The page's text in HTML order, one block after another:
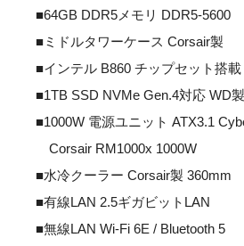
■64GB DDR5メモリ DDR5-5600
■ミドルタワーケース Corsair製
■インテル B860 チップセット搭載
■1TB SSD NVMe Gen.4対応 WD製
■1000W 電源ユニット ATX3.1
Corsair RM1000x 1000W
■水冷クーラー Corsair製 360mm
■有線LAN 2.5ギガビットLAN
■無線LAN Wi-Fi 6E / Bluetooth 5